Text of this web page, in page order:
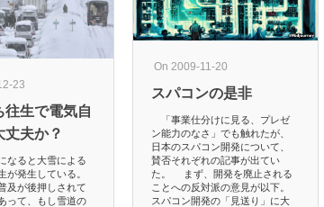
23
往生で電気自
丈夫か？
なると大雪による
が発生している。
及が後押しされて
って、もし雪道の
On 2009-11-20
スパコンの是非
「事業仕分けに見る、プレゼ
ン能力のなさ」でも触れたが、
日本のスパコン開発について、
賛否それぞれの記事が出てい
た。 まず、開発を廃止される
ことへの反対派の意見が以下。
スパコン開発の「見送り」に大